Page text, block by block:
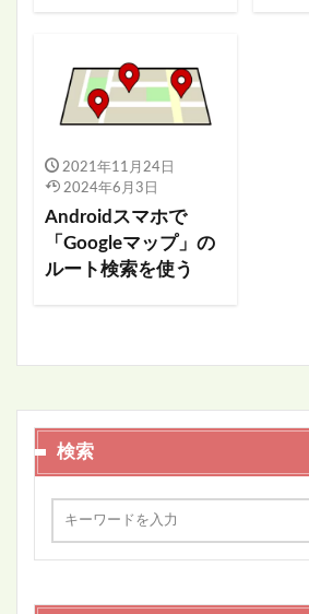
2021年11月24日
2024年6月3日
Androidスマホで
「Googleマップ」の
ルート検索を使う
検索